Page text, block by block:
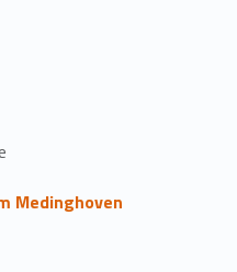
Medinghoven